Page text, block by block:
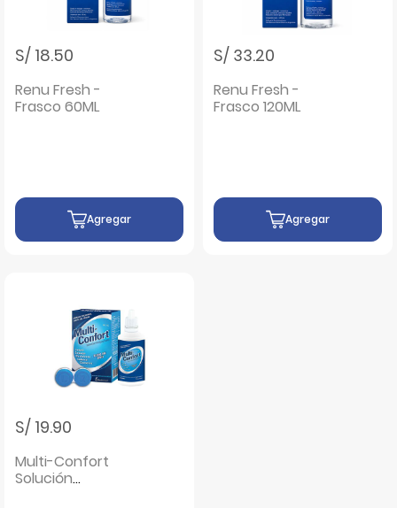
S/ 18.50
Renu Fresh -
Frasco 60ML
Agregar
S/ 33.20
Renu Fresh -
Frasco 120ML
Agregar
S/ 19.90
Multi-Confort
Solución